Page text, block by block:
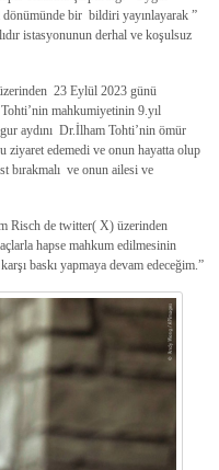
bir bildiri yayınlayarak ”
istasyonunun derhal ve koşulsuz
23 Eylül 2023 günü
Tohti’nin mahkumiyetinin 9.yıl
aydını Dr.İlham Tohti’nin ömür
edemedi ve onun hayatta olup
bırakmalı ve onun ailesi ve
Risch de twitter( X) üzerinden
hapse mahkum edilmesinin
baskı yapmaya devam edeceğim.”